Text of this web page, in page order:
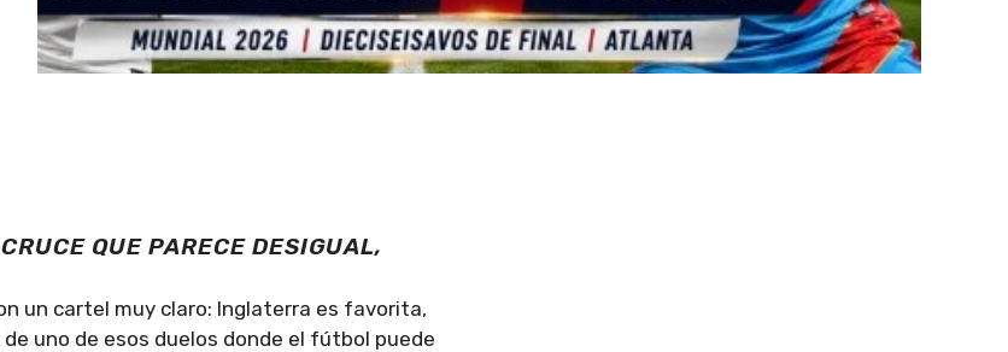
QUE PARECE DESIGUAL,
un cartel muy claro: Inglaterra es favorita,
uno de esos duelos donde el fútbol puede